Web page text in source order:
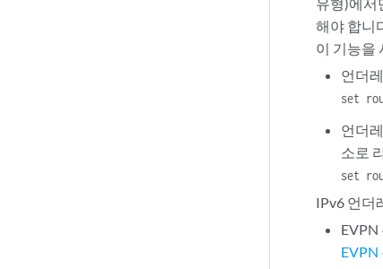
해야 합니
이 기능을
언더
set
언더
소로
set
IPv6 언더
EVPN
EVPN